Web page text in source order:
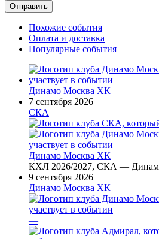
Похожие события
Оплата и доставка
Популярные события
Динамо Москва ХК
7 сентября 2026
СКА
Динамо Москва ХК
КХЛ 2026/2027, СКА —
9 сентября 2026
Динамо Москва ХК
—